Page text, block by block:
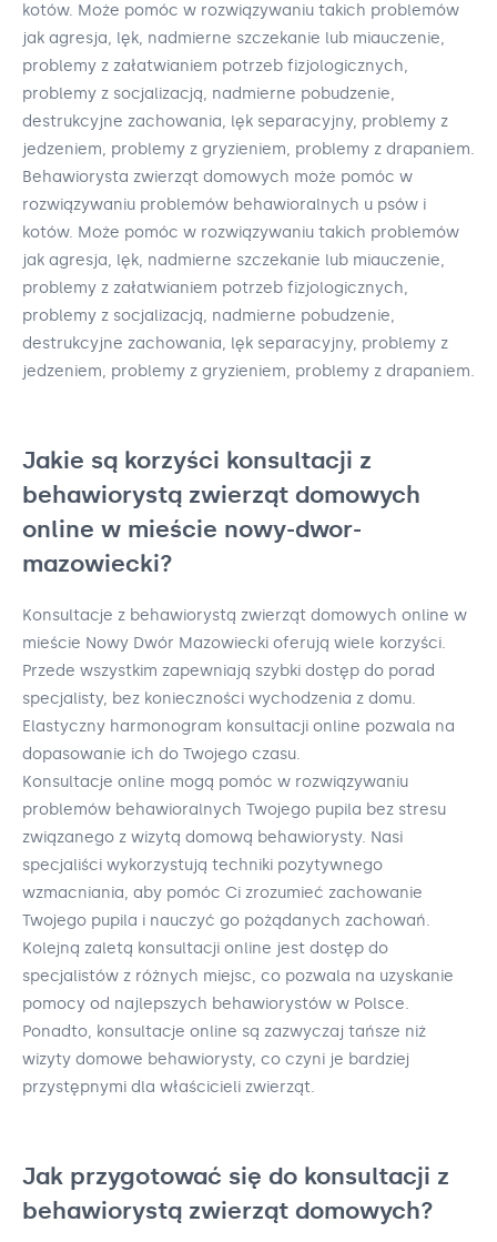
kotów. Może pomóc w rozwiązywaniu takich problemów
jak agresja, lęk, nadmierne szczekanie lub miauczenie,
problemy z załatwianiem potrzeb fizjologicznych,
problemy z socjalizacją, nadmierne pobudzenie,
destrukcyjne zachowania, lęk separacyjny, problemy z
jedzeniem, problemy z gryzieniem, problemy z drapaniem.
Behawiorysta zwierząt domowych może pomóc w
rozwiązywaniu problemów behawioralnych u psów i
kotów. Może pomóc w rozwiązywaniu takich problemów
jak agresja, lęk, nadmierne szczekanie lub miauczenie,
problemy z załatwianiem potrzeb fizjologicznych,
problemy z socjalizacją, nadmierne pobudzenie,
destrukcyjne zachowania, lęk separacyjny, problemy z
jedzeniem, problemy z gryzieniem, problemy z drapaniem.
Jakie są korzyści konsultacji z
behawiorystą zwierząt domowych
online w mieście nowy-dwor-
mazowiecki?
Konsultacje z behawiorystą zwierząt domowych online w
mieście Nowy Dwór Mazowiecki oferują wiele korzyści.
Przede wszystkim zapewniają szybki dostęp do porad
specjalisty, bez konieczności wychodzenia z domu.
Elastyczny harmonogram konsultacji online pozwala na
dopasowanie ich do Twojego czasu.
Konsultacje online mogą pomóc w rozwiązywaniu
problemów behawioralnych Twojego pupila bez stresu
związanego z wizytą domową behawiorysty. Nasi
specjaliści wykorzystują techniki pozytywnego
wzmacniania, aby pomóc Ci zrozumieć zachowanie
Twojego pupila i nauczyć go pożądanych zachowań.
Kolejną zaletą konsultacji online jest dostęp do
specjalistów z różnych miejsc, co pozwala na uzyskanie
pomocy od najlepszych behawiorystów w Polsce.
Ponadto, konsultacje online są zazwyczaj tańsze niż
wizyty domowe behawiorysty, co czyni je bardziej
przystępnymi dla właścicieli zwierząt.
Jak przygotować się do konsultacji z
behawiorystą zwierząt domowych?